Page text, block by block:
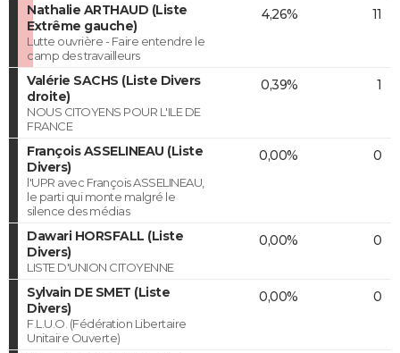
Nathalie ARTHAUD (Liste
Extrême gauche)
Lutte ouvrière - Faire entendre le
camp des travailleurs
4,26% 11
Valérie SACHS (Liste Divers
droite)
NOUS CITOYENS POUR L'ILE DE
FRANCE
0,39% 1
François ASSELINEAU (Liste
Divers)
l'UPR avec François ASSELINEAU,
le parti qui monte malgré le
silence des médias
0,00% 0
Dawari HORSFALL (Liste
Divers)
LISTE D'UNION CITOYENNE
0,00% 0
Sylvain DE SMET (Liste
Divers)
F.L.U.O. (Fédération Libertaire
Unitaire Ouverte)
0,00% 0